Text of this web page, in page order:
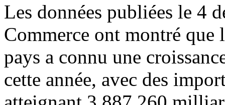
Les données publiées le 4
Commerce ont montré que
pays a connu une
cette année, avec des